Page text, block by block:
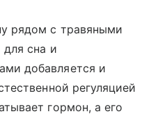
рядом с травяными
сна и
добавляется и
регуляцией
гормон, а его